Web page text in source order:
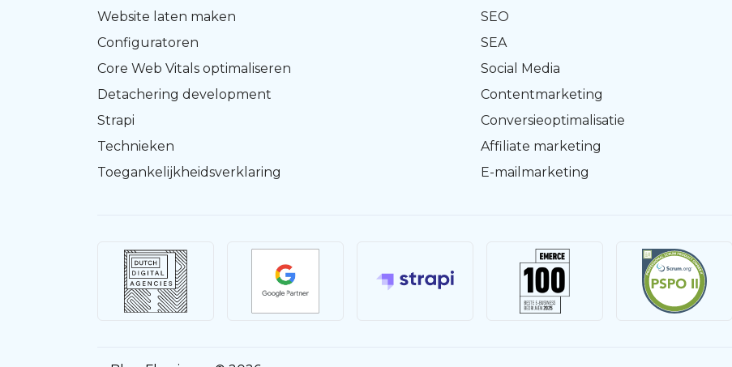
Website laten maken
Configuratoren
Core Web Vitals optimaliseren
Detachering development
Strapi
Technieken
Toegankelijkheidsverklaring
SEO
SEA
Social Media
Contentmarketing
Conversieoptimalisatie
Affiliate marketing
E-mailmarketing